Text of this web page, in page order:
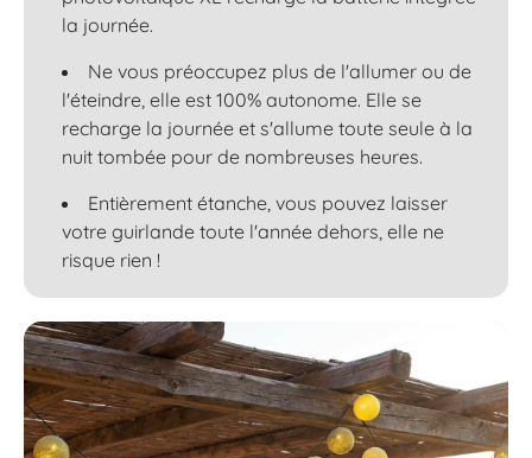
la journée.
Ne vous préoccupez plus de l'allumer ou de
l'éteindre, elle est 100% autonome. Elle se
recharge la journée et s'allume toute seule à la
nuit tombée pour de nombreuses heures.
Entièrement étanche, vous pouvez laisser
votre guirlande toute l'année dehors, elle ne
risque rien !